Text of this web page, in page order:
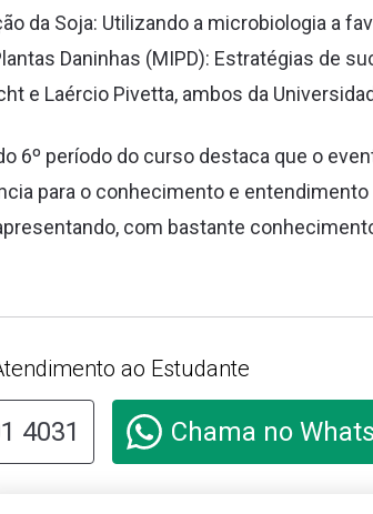
da Soja: Utilizando a microbiologia a
Daninhas (MIPD): Estratégias de
e Laércio Pivetta, ambos da
6º período do curso destaca que o
para o conhecimento e
com bastante
ao Estudante
4031 Chama no Whats